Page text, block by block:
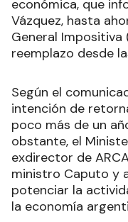
económica, que
Vázquez, hasta
General Impositiva
reemplazo desde
Según el
intención de
poco más de un
obstante, el
exdirector de
ministro Caputo y
potenciar la
la economía